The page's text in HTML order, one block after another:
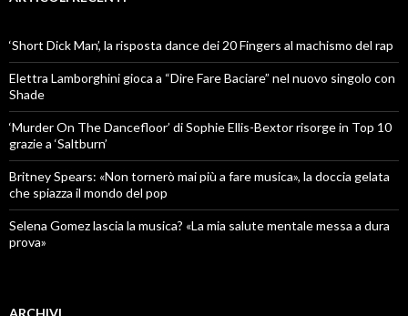
‘Short Dick Man’, la risposta dance dei 20 Fingers al machismo del rap
Elettra Lamborghini gioca a “Dire Fare Baciare” nel nuovo singolo con
Shade
‘Murder On The Dancefloor’ di Sophie Ellis-Bextor risorge in Top 10
grazie a ‘Saltburn’
Britney Spears: «Non tornerò mai più a fare musica», la doccia gelata
che spiazza il mondo del pop
Selena Gomez lascia la musica? «La mia salute mentale messa a dura
prova»
ARCHIVI